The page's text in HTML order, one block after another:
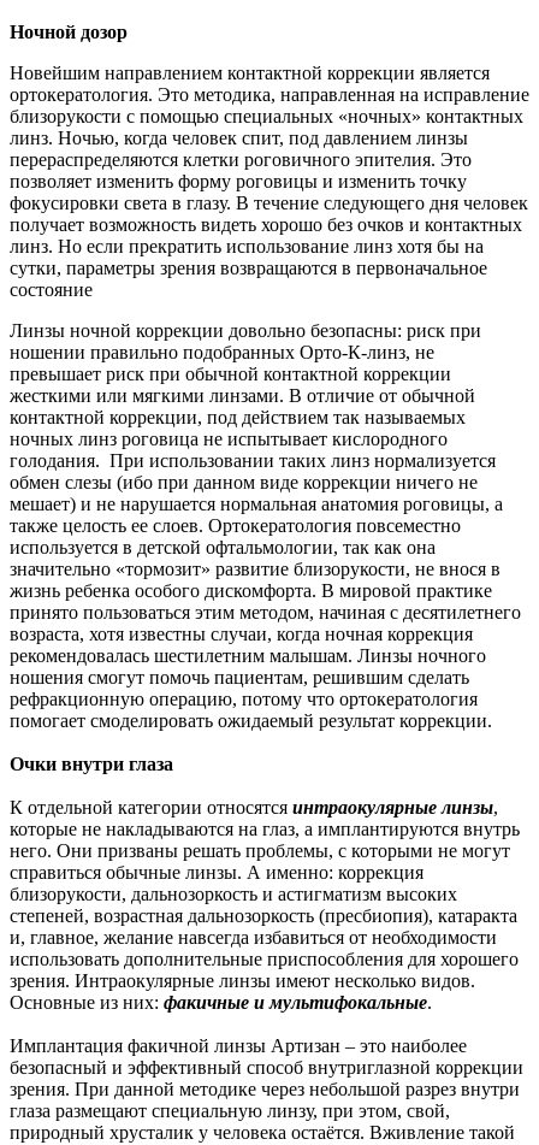
Ночной дозор
Новейшим направлением контактной коррекции является
ортокератология. Это методика, направленная на исправление
близорукости с помощью специальных «ночных» контактных
линз. Ночью, когда человек спит, под давлением линзы
перераспределяются клетки роговичного эпителия. Это
позволяет изменить форму роговицы и изменить точку
фокусировки света в глазу. В течение следующего дня человек
получает возможность видеть хорошо без очков и контактных
линз. Но если прекратить использование линз хотя бы на
сутки, параметры зрения возвращаются в первоначальное
состояние
Линзы ночной коррекции довольно безопасны: риск при
ношении правильно подобранных Орто-К-линз, не
превышает риск при обычной контактной коррекции
жесткими или мягкими линзами. В отличие от обычной
контактной коррекции, под действием так называемых
ночных линз роговица не испытывает кислородного
голодания. При использовании таких линз нормализуется
обмен слезы (ибо при данном виде коррекции ничего не
мешает) и не нарушается нормальная анатомия роговицы, а
также целость ее слоев. Ортокератология повсеместно
используется в детской офтальмологии, так как она
значительно «тормозит» развитие близорукости, не внося в
жизнь ребенка особого дискомфорта. В мировой практике
принято пользоваться этим методом, начиная с десятилетнего
возраста, хотя известны случаи, когда ночная коррекция
рекомендовалась шестилетним малышам. Линзы ночного
ношения смогут помочь пациентам, решившим сделать
рефракционную операцию, потому что ортокератология
помогает смоделировать ожидаемый результат коррекции.
Очки внутри глаза
К отдельной категории относятся интраокулярные линзы,
которые не накладываются на глаз, а имплантируются внутрь
него. Они призваны решать проблемы, с которыми не могут
справиться обычные линзы. А именно: коррекция
близорукости, дальнозоркость и астигматизм высоких
степеней, возрастная дальнозоркость (пресбиопия), катаракта
и, главное, желание навсегда избавиться от необходимости
использовать дополнительные приспособления для хорошего
зрения. Интраокулярные линзы имеют несколько видов.
Основные из них: факичные и мультифокальные.
Имплантация факичной линзы Артизан – это наиболее
безопасный и эффективный способ внутриглазной коррекции
зрения. При данной методике через небольшой разрез внутри
глаза размещают специальную линзу, при этом, свой,
природный хрусталик у человека остаётся. Вживление такой